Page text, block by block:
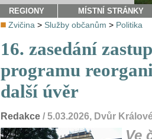
REGIONY MÍSTNÍ STRÁNKY
Zvičina > Služby občanům > Politika
16. zasedání
programu
další úvěr
Redakce / 5.03.2026, Dvůr
Ve